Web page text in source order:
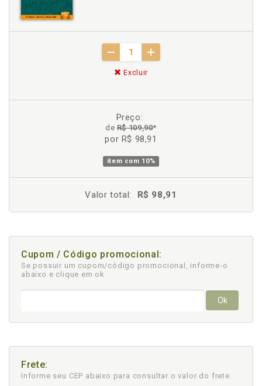
Excluir
Preço:
deR$ 109,90*
por R$ 98,91
item com 10%
Valor total: R$ 98,91
Cupom / Código promocional:
Se possuir um cupom/código promocional, informe-o
abaixo e clique em ok
Ok
Frete:
Informe seu CEP abaixo para consultar o valor do frete.